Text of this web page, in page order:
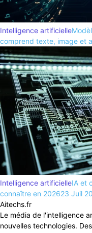
Intelligence artificielle
comprend texte, image et
Intelligence artificielleIA et
connaître en 202623 Juil
Aitechs.fr
Le média de l'intelligence
nouvelles technologies.